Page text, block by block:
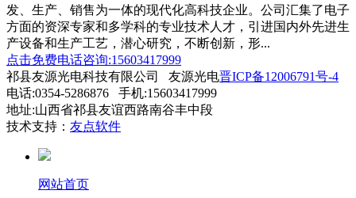
发、生产、销售为一体的现代化高科技企业。公司汇集了电子
方面的资深专家和多学科的专业技术人才，引进国内外先进生
产设备和生产工艺，潜心研究，不断创新，形...
点击免费电话咨询:15603417999
祁县友源光电科技有限公司 友源光电晋ICP备12006791号-4
电话:0354-5286876 手机:15603417999
地址:山西省祁县友谊西路南谷丰中段
技术支持： 友点软件
网站首页